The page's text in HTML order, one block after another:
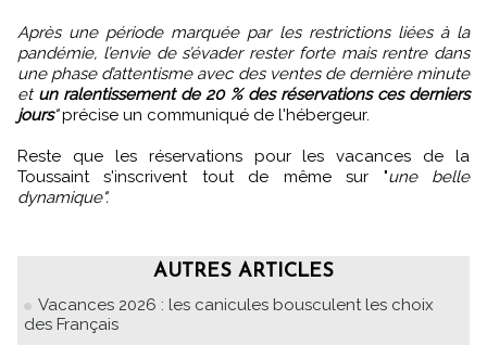
Après une période marquée par les restrictions liées à la
pandémie, l’envie de s’évader rester forte mais rentre dans
une phase d’attentisme avec des ventes de dernière minute
et un ralentissement de 20 % des réservations ces derniers
jours"précise un communiqué de l'hébergeur.
Reste que les réservations pour les vacances de la
Toussaint s'inscrivent tout de même sur "une belle
dynamique".
AUTRES ARTICLES
Vacances 2026 : les canicules bousculent les choix
des Français